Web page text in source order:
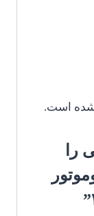
است.
را